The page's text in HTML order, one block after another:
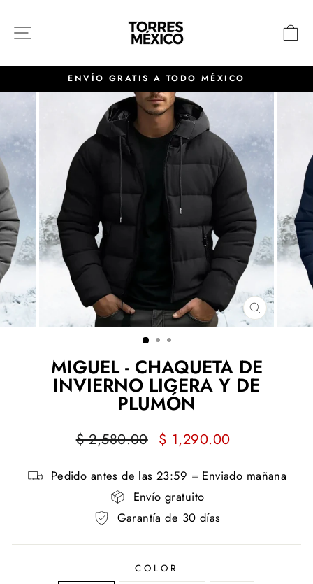
directamente
diapositivas
pausa
ENVÍO GRATIS A TODO MÉXICO
CERRAR
(ESC)
MIGUEL - CHAQUETA DE
INVIERNO LIGERA Y DE
PLUMÓN
Precio
$ 2,580.00
Precio
oferta
$ 1,290.00
Pedido antes de las 23:59 = Enviado mañana
Envío gratuito
Garantía de 30 días
COLOR